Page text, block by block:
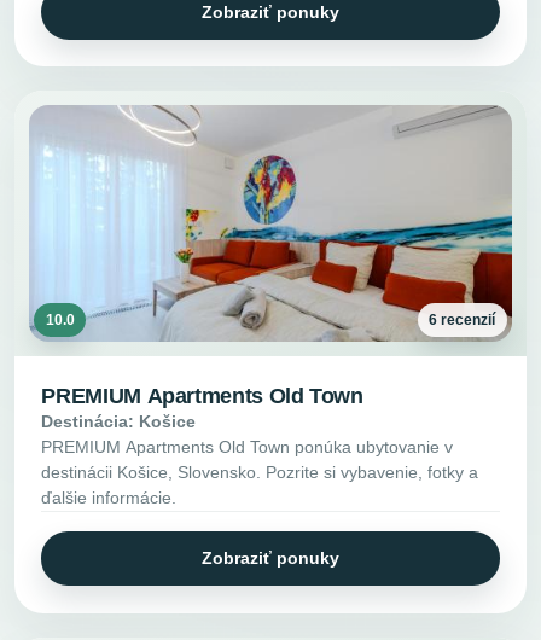
Zobraziť ponuky
10.0 6 recenzií
PREMIUM Apartments Old Town
Destinácia: Košice
PREMIUM Apartments Old Town ponúka ubytovanie v
destinácii Košice, Slovensko. Pozrite si vybavenie, fotky a
ďalšie informácie.
Zobraziť ponuky